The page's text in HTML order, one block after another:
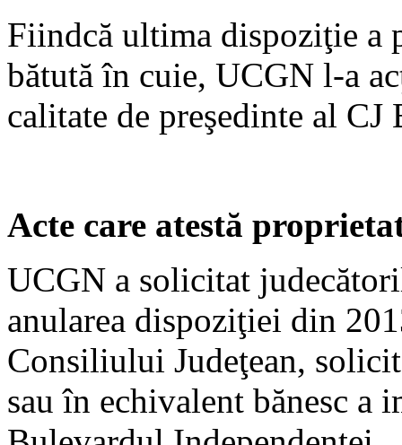
Fiindcă ultima dispoziţie a
bătută în cuie, UCGN l-a
calitate de preşedinte al
Acte care atestă
UCGN a solicitat
anularea dispoziţiei din
Consiliului Judeţean,
sau în echivalent bănesc a